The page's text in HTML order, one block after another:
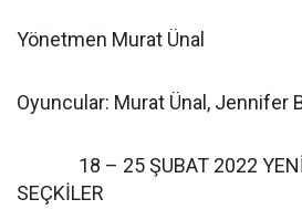
Yönetmen Murat Ünal
Oyuncular: Murat Ünal, Jennifer
18 – 25 ŞUBAT 2022 YENİ
SEÇKİLER